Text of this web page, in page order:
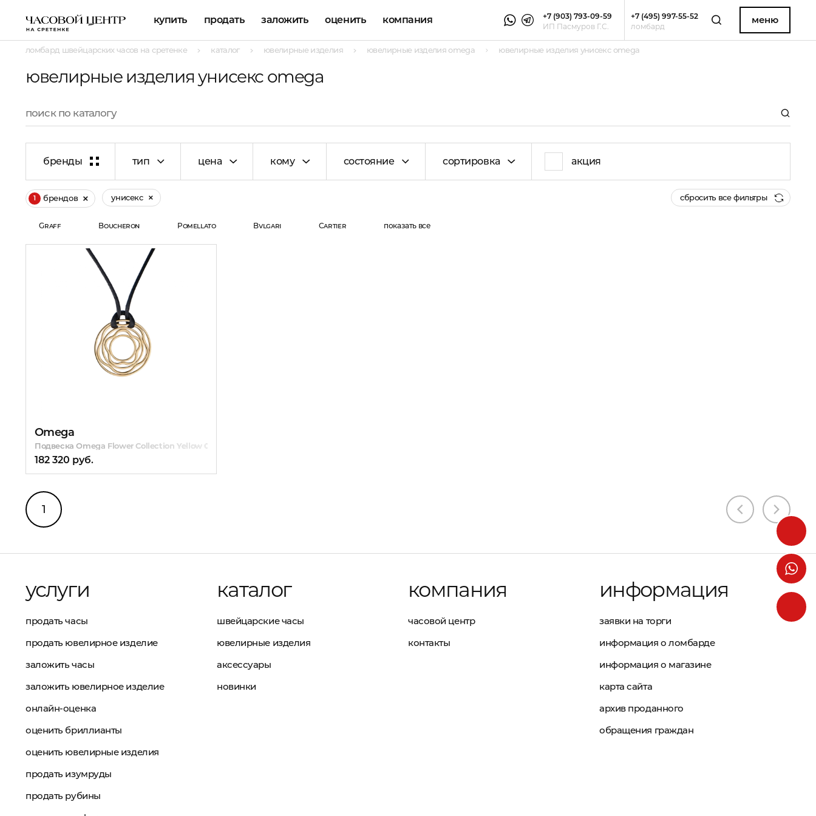
купить продать заложить оценить компания
+7 (903) 793-09-59
ИП Пасмуров Г.С.
+7 (495) 997-55-52
ломбард
меню
ломбард швейцарских часов на сретенке каталог ювелирные изделия ювелирные изделия omega ювелирные изделия унисекс omega
ювелирные изделия унисекс omega
бренды тип цена кому состояние сортировка акция
1 брендов унисекс сбросить все фильтры
Graff Boucheron Pomellato Bvlgari Cartier показать все
Omega
Подвеска Omega Flower Collection Yellow Gold
182 320 руб.
1
услуги
продать часы
продать ювелирное изделие
заложить часы
заложить ювелирное изделие
онлайн-оценка
оценить бриллианты
оценить ювелирные изделия
продать изумруды
продать рубины
каталог
швейцарские часы
ювелирные изделия
аксессуары
новинки
компания
часовой центр
контакты
информация
заявки на торги
информация о ломбарде
информация о магазине
карта сайта
архив проданного
обращения граждан